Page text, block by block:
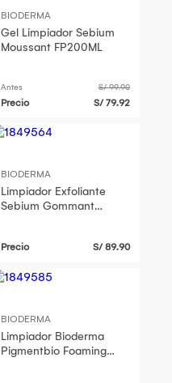
BIODERMA
Gel Limpiador Sebium
Moussant FP200ML
Antes S/ 99.90
Precio S/ 79.92
BIODERMA
Limpiador Exfoliante
Sebium Gommant
Precio S/ 89.90
BIODERMA
Limpiador Bioderma
Pigmentbio Foaming